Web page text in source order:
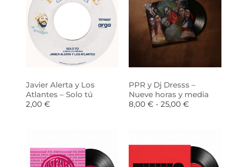
Javier Alerta y Los
Atlantes – Solo tú
2,00 €
PPR y Dj Dresss –
Nueve horas y media
8,00 € - 25,00 €